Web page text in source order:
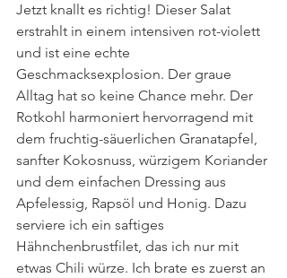
Jetzt knallt es richtig! Dieser Salat
erstrahlt in einem intensiven rot-violett
und ist eine echte
Geschmacksexplosion. Der graue
Alltag hat so keine Chance mehr. Der
Rotkohl harmoniert hervorragend mit
dem fruchtig-säuerlichen Granatapfel,
sanfter Kokosnuss, würzigem Koriander
und dem einfachen Dressing aus
Apfelessig, Rapsöl und Honig. Dazu
serviere ich ein saftiges
Hähnchenbrustfilet, das ich nur mit
etwas Chili würze. Ich brate es zuerst an